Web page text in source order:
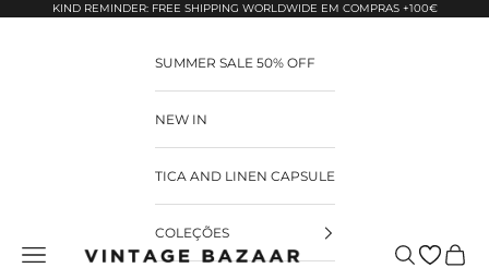
Pular para o conteúdo
KIND REMINDER: FREE SHIPPING WORLDWIDE EM COMPRAS +100€
Vintage Bazaar Pesquisar
SUMMER SALE 50% OFF
NEW IN
TICA AND LINEN CAPSULE
COLEÇÕES